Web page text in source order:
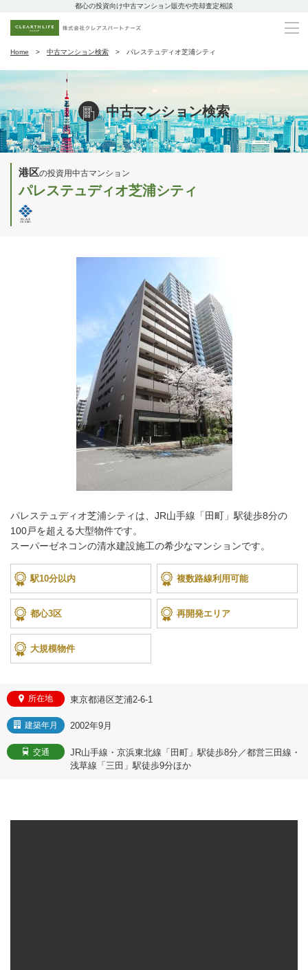
都心の投資向け中古マンション販売や売却査定相談
Home 中古マンション検索 パレステュディオ芝浦シティ
中古マンション検索
港区の投資用中古マンション
パレステュディオ芝浦シティ
パレステュディオ芝浦シティは、JR山手線「田町」駅徒歩8分の
100戸を超える大型物件です。
スーパーゼネコンの清水建設施工の希少なマンションです。
駅10分以内 複数路線利用可能
都心3区 再開発エリア
大規模物件
所在地 東京都港区芝浦2-6-1
建築年月 2002年9月
交通
JR山手線・京浜東北線「田町」駅徒歩8分／都営三田線・
浅草線「三田」駅徒歩9分ほか